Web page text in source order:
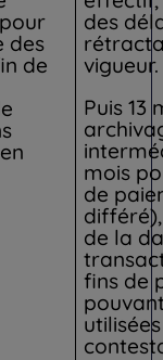
des
de
des
vigueur.
Puis 13
mois
de
de la
fins de